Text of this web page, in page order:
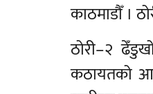
काठमाडौँ ।
ठोरी–२
कठायतको